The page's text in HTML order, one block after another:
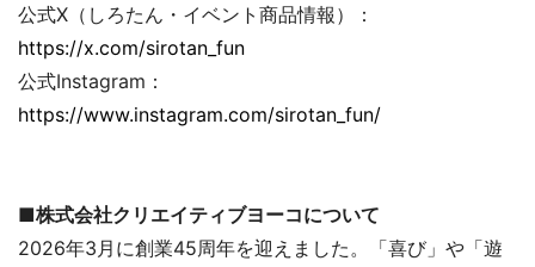
公式X（しろたん・イベント商品情報）：
https://x.com/sirotan_fun
公式Instagram：
https://www.instagram.com/sirotan_fun/
■株式会社クリエイティブヨーコについて
2026年3月に創業45周年を迎えました。「喜び」や「遊